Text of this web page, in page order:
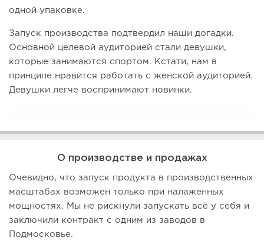
одной упаковке.
Запуск производства подтвердил наши догадки.
Основной целевой аудиторией стали девушки,
которые занимаются спортом. Кстати, нам в
принципе нравится работать с женской аудиторией.
Девушки легче воспринимают новинки.
О производстве и продажах
Очевидно, что запуск продукта в производственных
масштабах возможен только при налаженных
мощностях. Мы не рискнули запускать всё у себя и
заключили контракт с одним из заводов в
Подмосковье.